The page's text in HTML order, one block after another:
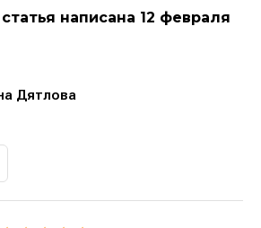
написана 12 февраля
Дятлова